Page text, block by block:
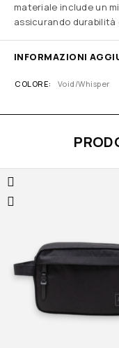
materiale include un
assicurando
INFORMAZIONI
COLORE Void/Whisper